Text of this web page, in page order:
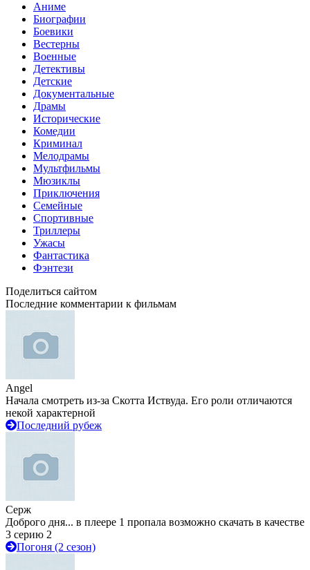
Аниме
Биографии
Боевики
Вестерны
Военные
Детективы
Детские
Документальные
Драмы
Исторические
Комедии
Криминал
Мелодрамы
Мультфильмы
Мюзиклы
Приключения
Семейные
Спортивные
Триллеры
Ужасы
Фантастика
Фэнтези
Поделиться сайтом
Последние комментарии к фильмам
Angel
Начала смотреть из-за Скотта Иствуда. Его роли отличаются
некой характерной
Последний рубеж
Серж
Доброго дня... в плеере 1 пропала возможно скачать в качестве
3 серию 2
Погоня (2 сезон)